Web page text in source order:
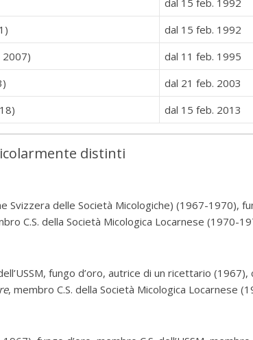
dal 15 feb. 1992
dal 15 feb. 1992
2007)
dal 11 feb. 1995
dal 21 feb. 2003
dal 15 feb. 2013
distinti
Svizzera delle Società Micologiche) (1967-1970),
C.S. della Società Micologica Locarnese (1970-
fungo d’oro, autrice di un ricettario
, membro C.S. della Società Micologica Locarnese